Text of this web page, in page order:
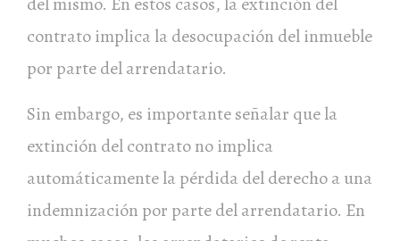
contrato implica la desocupación del inmueble
por parte del arrendatario.
Sin embargo, es importante señalar que la
extinción del contrato no implica
automáticamente la pérdida del derecho a una
indemnización por parte del arrendatario. En